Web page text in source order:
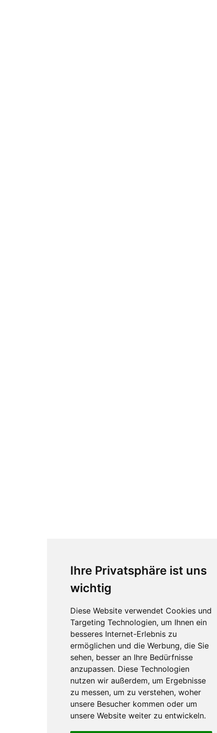
Ihre Privatsphäre ist uns
wichtig
Diese Website verwendet Cookies und
Targeting Technologien, um Ihnen ein
besseres Internet-Erlebnis zu
ermöglichen und die Werbung, die Sie
sehen, besser an Ihre Bedürfnisse
anzupassen. Diese Technologien
nutzen wir außerdem, um Ergebnisse
zu messen, um zu verstehen, woher
unsere Besucher kommen oder um
unsere Website weiter zu entwickeln.